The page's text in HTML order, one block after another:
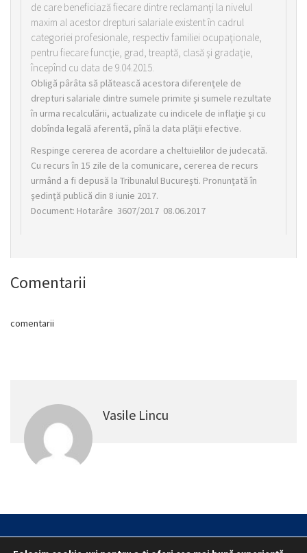
de care beneficiază fiecare dintre reclamanţi la nivelul
maxim al acestor drepturi salariale existent în cadrul
categoriei profesionale, respectiv familiei ocupaţionale,
pentru fiecare funcţie, grad, treaptă, clasă şi gradaţie,
începînd cu data de 9.04.2015.
Obligă pârâta să plătească acestora diferenţele de
drepturi salariale dintre sumele primite şi sumele rezultate
în urma recalculării, actualizate cu indicele de inflaţie şi cu
dobînda legală aferentă, pînă la data plăţii efective.
Respinge cererea de acordare a cheltuielilor de judecată.
Cu recurs în 15 zile de la comunicare, cererea de recurs
urmând a fi depusă la Tribunalul Bucureşti. Pronunţată în
şedinţă publică din 8 iunie 2017.
Document: Hotarâre 3607/2017 08.06.2017
Comentarii
comentarii
Vasile Lincu
Statut Reprezentativitate M.A.I.